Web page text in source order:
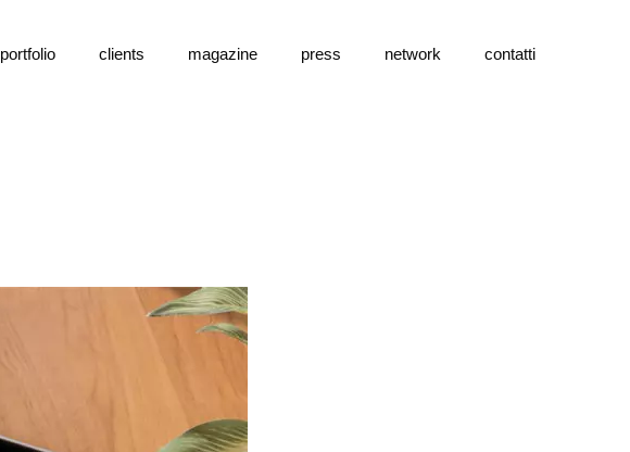
portfolio clients magazine press network contatti